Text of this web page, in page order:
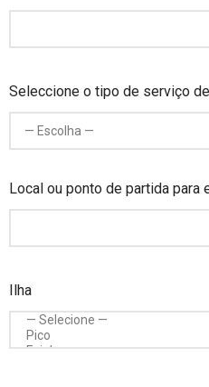
Seleccione o tipo de serviço
Local ou ponto de partida para
Ilha